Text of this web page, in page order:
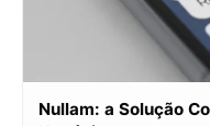
Nullam: a Solução